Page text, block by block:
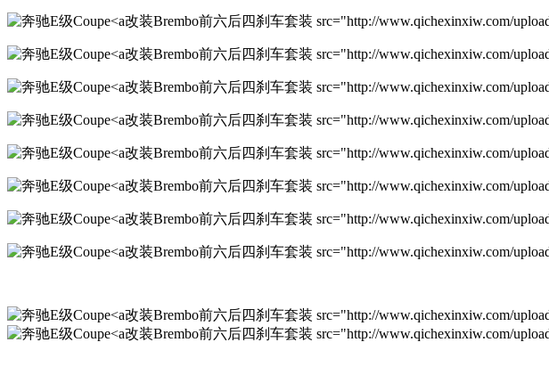
改装Brembo前六后四刹车套装 src="http://www.qichexinxiw.com/
改装Brembo前六后四刹车套装 src="http://www.qichexinxiw.com/
改装Brembo前六后四刹车套装 src="http://www.qichexinxiw.com/
改装Brembo前六后四刹车套装 src="http://www.qichexinxiw.com/
改装Brembo前六后四刹车套装 src="http://www.qichexinxiw.com/
改装Brembo前六后四刹车套装 src="http://www.qichexinxiw.com/
改装Brembo前六后四刹车套装 src="http://www.qichexinxiw.com/
改装Brembo前六后四刹车套装 src="http://www.qichexinxiw.com/
改装Brembo前六后四刹车套装 src="http://www.qichexinxiw.com/
改装Brembo前六后四刹车套装 src="http://www.qichexinxiw.com/